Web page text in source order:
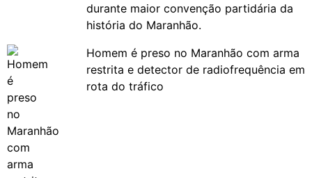
durante maior convenção partidária da
história do Maranhão.
Homem é preso no Maranhão com arma
restrita e detector de radiofrequência em
rota do tráfico